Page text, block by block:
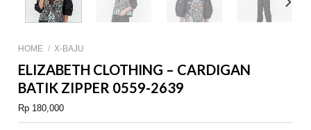
HOME / X-BAJU
ELIZABETH CLOTHING – CARDIGAN
BATIK ZIPPER 0559-2639
Rp 180,000